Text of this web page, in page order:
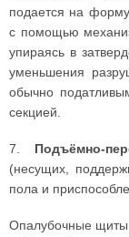
подается на
с помощью
упираясь в
уменьшения
обычно
секцией.
7. Подъёмно-
(несущих,
пола и
Опалубочные щиты